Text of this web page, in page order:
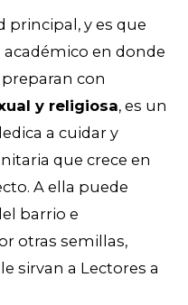
principal, y es que
en donde
con
y religiosa, es un
a cuidar y
que crece en
A ella puede
barrio e
otras semillas,
sirvan a Lectores a